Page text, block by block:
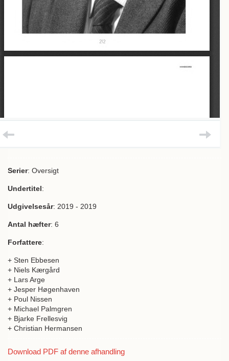
Serier: Oversigt
Undertitel:
Udgivelsesår: 2019 - 2019
Antal hæfter: 6
Forfattere:
+ Sten Ebbesen
+ Niels Kærgård
+ Lars Arge
+ Jesper Høgenhaven
+ Poul Nissen
+ Michael Palmgren
+ Bjarke Frellesvig
+ Christian Hermansen
Download PDF af denne afhandling